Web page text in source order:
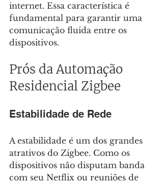
internet. Essa característica é
fundamental para garantir uma
comunicação fluida entre os
dispositivos.
Prós da Automação
Residencial Zigbee
Estabilidade de Rede
A estabilidade é um dos grandes
atrativos do Zigbee. Como os
dispositivos não disputam banda
com seu Netflix ou reuniões de